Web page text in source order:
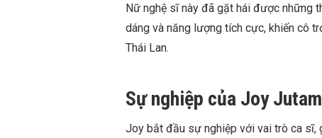
Nữ nghệ sĩ này đã gặt hái được những
dáng và năng lượng tích cực, khiến cô
Thái Lan.
Sự nghiệp của Joy
Joy bắt đầu sự nghiệp với vai trò ca sĩ,